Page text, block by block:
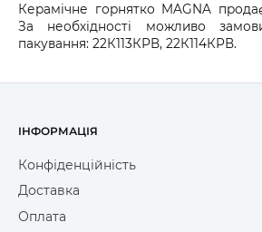
Керамічне горнятко MAGNA
За необхідності можливо
пакування: 22К113КРВ, 22К114КРВ.
ІНФОРМАЦІЯ
Конфіденційність
Доставка
Оплата